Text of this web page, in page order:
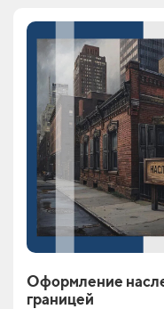
Оформление
границей